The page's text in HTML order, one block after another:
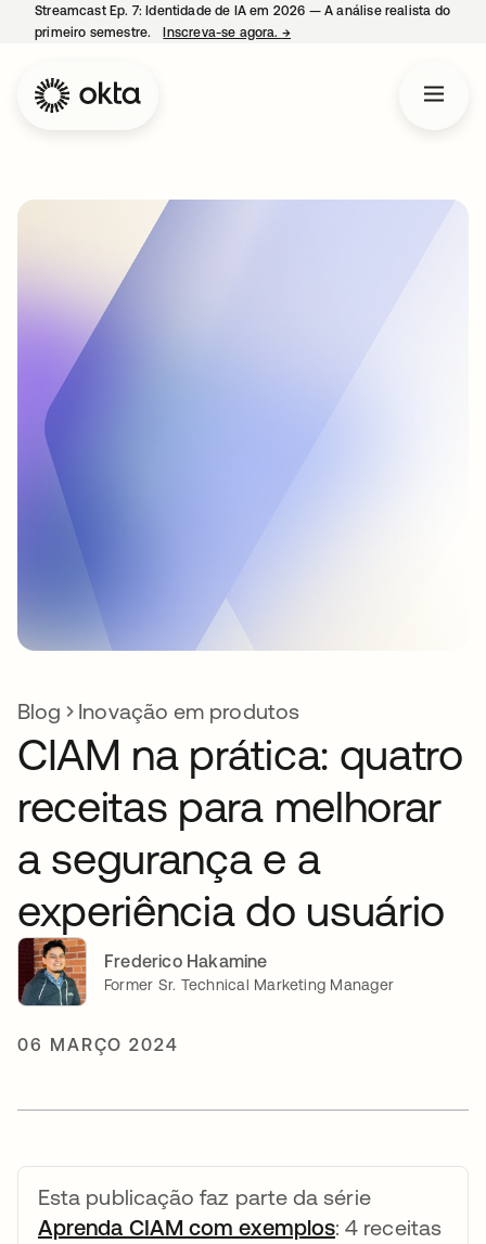
Streamcast Ep. 7: Identidade de IA em 2026 — A análise realista do
primeiro semestre.
Inscreva-se agora. →
Blog Inovação em produtos
CIAM na prática: quatro
receitas para melhorar
a segurança e a
experiência do usuário
Frederico Hakamine
Former Sr. Technical Marketing Manager
06 MARÇO 2024
Esta publicação faz parte da série
Aprenda CIAM com exemplosabre em uma
: 4 receitas